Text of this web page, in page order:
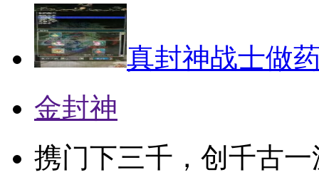
真封神战士做
金封神
携门下三千，创千古一